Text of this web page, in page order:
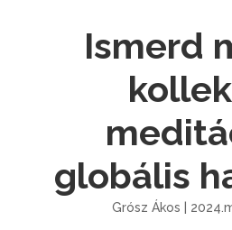
Ismerd
globális
Grósz Ákos |